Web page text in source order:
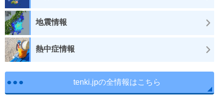
地震情報
熱中症情報
tenki.jpの全情報はこちら